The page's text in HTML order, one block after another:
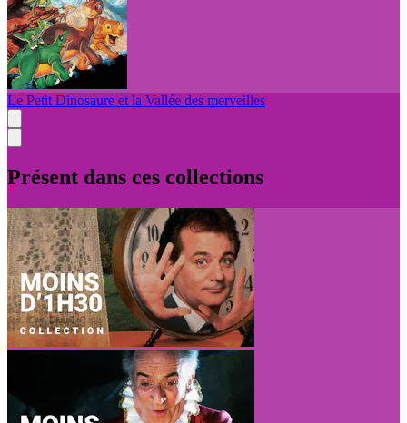
Le Petit Dinosaure et la Vallée des merveilles
Présent dans ces collections